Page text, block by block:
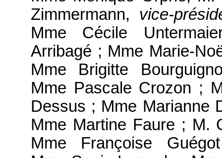
Zimmermann, vice-
Mme Cécile
Arribagé ; Mme Marie-
Mme Brigitte
Mme Pascale Crozon ;
Dessus ; Mme Marianne
Mme Martine Faure ; M.
Mme Françoise